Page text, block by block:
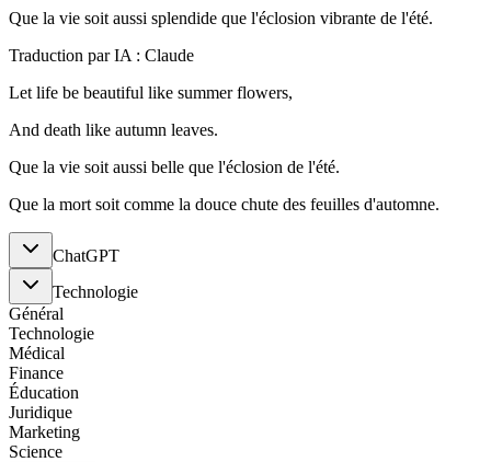
Que la vie soit aussi splendide que l'éclosion vibrante de l'été.
Traduction par IA : Claude
Let life be beautiful like summer flowers,
And death like autumn leaves.
Que la vie soit aussi belle que l'éclosion de l'été.
Que la mort soit comme la douce chute des feuilles d'automne.
ChatGPT
Technologie
Général
Technologie
Médical
Finance
Éducation
Juridique
Marketing
Science